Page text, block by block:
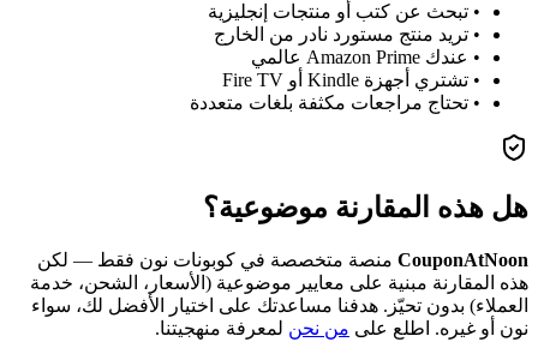
• تبحث عن كتب أو منتجات إنجليزية
• تريد منتج مستورد نادر من الخارج
• عندك Amazon Prime عالمي
• تشتري أجهزة Kindle أو Fire TV
• تحتاج مراجعات مكثفة بلغات متعددة
هل هذه المقارنة موضوعية؟
CouponAtNoon منصة متخصصة في كوبونات نون فقط — لكن
هذه المقارنة مبنية على معايير موضوعية (الأسعار، الشحن، خدمة
العملاء) بدون تحيّز. هدفنا مساعدتك على اختيار الأفضل لك، سواء
نون أو غيره. اطلع على من نحن لمعرفة منهجيتنا.